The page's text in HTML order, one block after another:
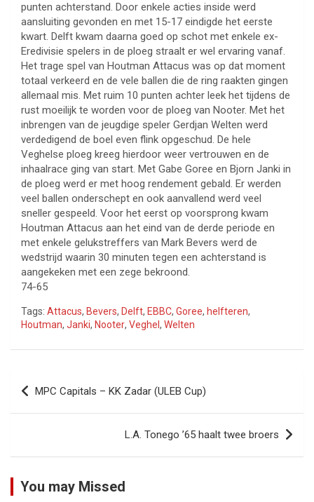
punten achterstand. Door enkele acties inside werd
aansluiting gevonden en met 15-17 eindigde het eerste
kwart. Delft kwam daarna goed op schot met enkele ex-
Eredivisie spelers in de ploeg straalt er wel ervaring vanaf.
Het trage spel van Houtman Attacus was op dat moment
totaal verkeerd en de vele ballen die de ring raakten gingen
allemaal mis. Met ruim 10 punten achter leek het tijdens de
rust moeilijk te worden voor de ploeg van Nooter. Met het
inbrengen van de jeugdige speler Gerdjan Welten werd
verdedigend de boel even flink opgeschud. De hele
Veghelse ploeg kreeg hierdoor weer vertrouwen en de
inhaalrace ging van start. Met Gabe Goree en Bjorn Janki in
de ploeg werd er met hoog rendement gebald. Er werden
veel ballen onderschept en ook aanvallend werd veel
sneller gespeeld. Voor het eerst op voorsprong kwam
Houtman Attacus aan het eind van de derde periode en
met enkele gelukstreffers van Mark Bevers werd de
wedstrijd waarin 30 minuten tegen een achterstand is
aangekeken met een zege bekroond.
74-65
Tags: Attacus, Bevers, Delft, EBBC, Goree, helfteren,
Houtman, Janki, Nooter, Veghel , Welten
Bericht
navigatie
MPC Capitals – KK Zadar (ULEB Cup)
L.A. Tonego ’65 haalt twee broers
You may Missed